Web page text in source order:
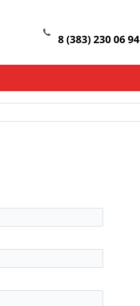
8 (383) 230 06 94